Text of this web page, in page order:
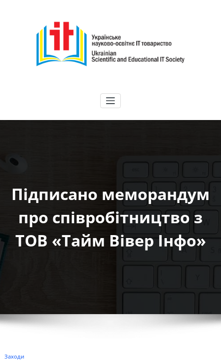
Educational IT Society
Підписано меморандум
про співробітництво з
TOB «Тайм Вівер Інфо»
Заходи